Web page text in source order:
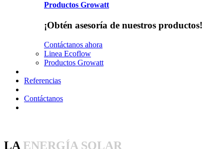
Productos Growatt
¡Obtén asesoría de nuestros productos!
Contáctanos ahora
Linea Ecoflow
Productos Growatt
Referencias
Contáctanos
LA ENERGÍA SOLAR